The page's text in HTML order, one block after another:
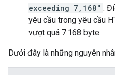
exceeding 7,168" .
yêu cầu trong yêu cầu
vượt quá 7.168 byte.
Dưới đây là những nguyên